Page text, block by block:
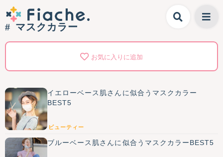
マスクカラー
お気に入りに追加
イエローベース肌さんに似合うマスクカラー
BEST5
ビューティー
ブルーベース肌さんに似合うマスクカラーBEST5